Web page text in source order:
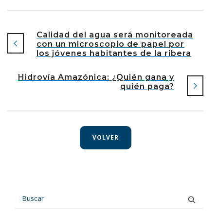
Calidad del agua será monitoreada
con un microscopio de papel por
los jóvenes habitantes de la ribera
Hidrovía Amazónica: ¿Quién gana y
quién paga?
VOLVER